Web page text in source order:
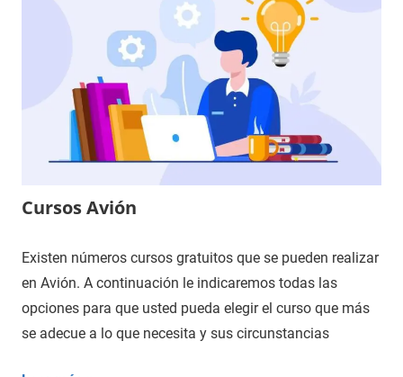
Cursos Avión
Existen números cursos gratuitos que se pueden realizar
en Avión. A continuación le indicaremos todas las
opciones para que usted pueda elegir el curso que más
se adecue a lo que necesita y sus circunstancias